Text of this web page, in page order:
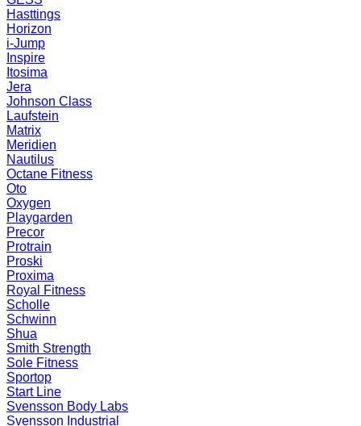
Hasttings
Horizon
i-Jump
Inspire
Itosima
Jera
Johnson Class
Laufstein
Matrix
Meridien
Nautilus
Octane Fitness
Oto
Oxygen
Playgarden
Precor
Protrain
Proski
Proxima
Royal Fitness
Scholle
Schwinn
Shua
Smith Strength
Sole Fitness
Sportop
Start Line
Svensson Body Labs
Svensson Industrial